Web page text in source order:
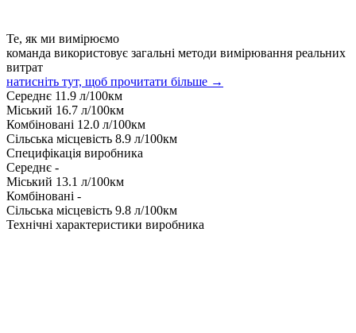
Те, як ми вимірюємо
команда використовує загальні методи вимірювання реальних
витрат
натисніть тут, щоб прочитати більше →
Середнє 11.9 л/100км
Міський 16.7 л/100км
Комбіновані 12.0 л/100км
Сільська місцевість 8.9 л/100км
Специфікація виробника
Середнє -
Міський 13.1 л/100км
Комбіновані -
Сільська місцевість 9.8 л/100км
Технічні характеристики виробника